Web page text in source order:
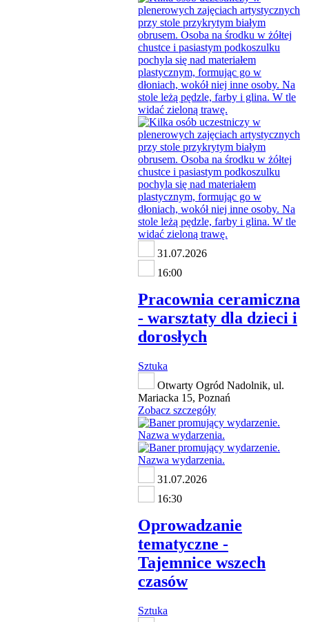
31.07.2026
16:00
Pracownia ceramiczna
- warsztaty dla dzieci i
dorosłych
Sztuka
Otwarty Ogród Nadolnik, ul.
Mariacka 15, Poznań
Zobacz szczegóły
31.07.2026
16:30
Oprowadzanie
tematyczne -
Tajemnice wszech
czasów
Sztuka